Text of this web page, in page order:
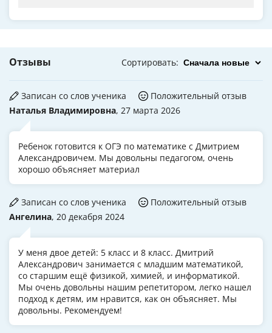
Отзывы Сортировать:
Наталья Владимировна, 27 марта 2026
Записан со слов ученика Положительный отзыв
Ребенок готовится к ОГЭ по математике с Дмитрием
Александровичем. Мы довольны педагогом, очень
хорошо объясняет материал
Ангелина, 20 декабря 2024
Записан со слов ученика Положительный отзыв
У меня двое детей: 5 класс и 8 класс. Дмитрий
Александрович занимается с младшим математикой,
со старшим ещё физикой, химией, и информатикой.
Мы очень довольны нашим репетитором, легко нашел
подход к детям, им нравится, как он объясняет. Мы
довольны. Рекомендуем!